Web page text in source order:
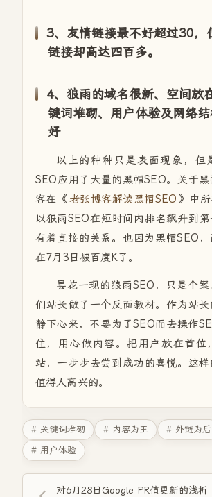
3、友情链接最不好超过30，
链接却高达四百多。
4、狼雨的域名很新、空间放
键词堆砌、用户体验及网络
好
以上的种种只是表面现象，但
SEO应用了大量的黑帽SEO。关于
客在《老张博客解读黑帽SEO 》中
以狼雨SEO在短时间内排名飙升到
有着直接的关系。也因为黑帽SEO
在7月3日被百度K了。
昙花一现的狼雨SEO，只是个
们站长做了一个反面教材。作为站
静下心来，不要为了SEO而去操作
住，用心做内容。把用户放在首位
站，一步步去尝到成功的喜悦。这
值得人高兴的。
# 关键词堆砌 # 内容为王 # 外链为后
# 用户体验
对6月28日Google PR值更新的浅析